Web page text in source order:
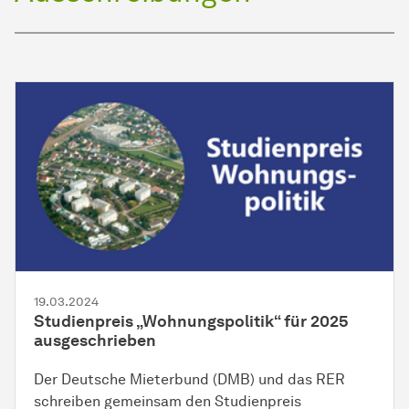
19.03.2024
Studienpreis „Wohnungspolitik“ für 2025
ausgeschrieben
Der Deutsche Mieterbund (DMB) und das RER
schreiben gemeinsam den Studienpreis